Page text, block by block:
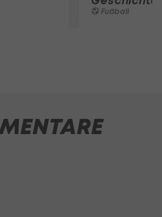
Fußball